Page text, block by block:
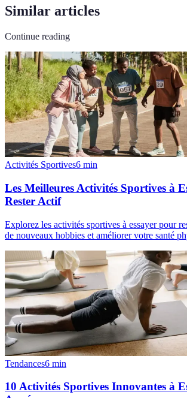
Similar articles
Continue reading
Activités Sportives6 min
Les Meilleures Activités Sportives à
Rester Actif
Explorez les activités sportives à essayer pour
de nouveaux hobbies et améliorer votre santé
Tendances6 min
10 Activités Sportives Innovantes à